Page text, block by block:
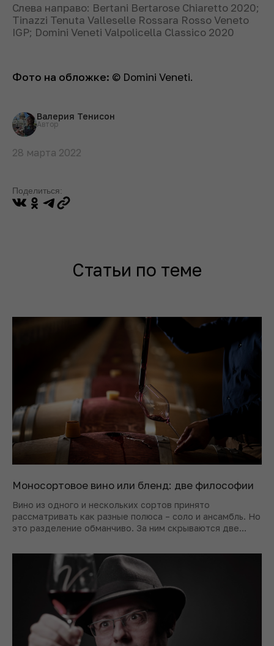
Слева направо: Bertani Bertarose Chiaretto 2020;
Tinazzi Tenuta Valleselle Rossara Rosso Veneto
IGP; Domini Veneti Valpolicella Classico 2020
Фото на обложке: © Domini Veneti.
Валерия Тенисон
Автор
28 марта 2022
Поделиться:
Статьи по теме
Моносортовое вино или бленд: две философии
Вино из одного и нескольких сортов принято
рассматривать как разные полюса – соло и ансамбль. Но
это разделение обманчиво. За ним скрываются две
в них.